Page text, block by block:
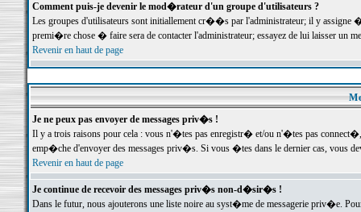
Comment puis-je devenir le mod�rateur d'un groupe d'utilisateurs ?
Les groupes d'utilisateurs sont initiallement cr��s par l'administrateur; il y
premi�re chose � faire sera de contacter l'administrateur; essayez de lui laisser un
Revenir en haut de page
Je ne peux pas envoyer de messages priv�s !
Il y a trois raisons pour cela : vous n'�tes pas enregistr� et/ou n'�tes pas
emp�che d'envoyer des messages priv�s. Si vous �tes dans le dernier cas, vous
Revenir en haut de page
Je continue de recevoir des messages priv�s non-d�sir�s !
Dans le futur, nous ajouterons une liste noire au syst�me de messagerie priv�e.